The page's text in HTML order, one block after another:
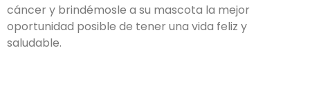
cáncer y brindémosle a su mascota la mejor
oportunidad posible de tener una vida feliz y
saludable.